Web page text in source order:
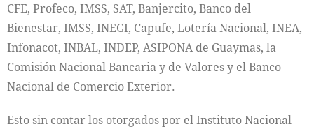
CFE, Profeco, IMSS, SAT, Banjercito, Banco del
Bienestar, IMSS, INEGI, Capufe, Lotería Nacional, INEA,
Infonacot, INBAL, INDEP, ASIPONA de Guaymas, la
Comisión Nacional Bancaria y de Valores y el Banco
Nacional de Comercio Exterior.
Esto sin contar los otorgados por el Instituto Nacional